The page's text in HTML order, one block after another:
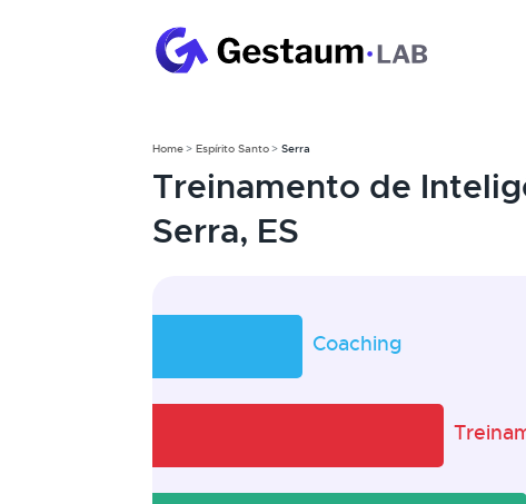
Home Espírito Santo Serra
Treinamento de
Serra, ES